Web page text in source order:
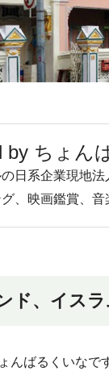
by ちょん
日系企業現地
、映画鑑賞、音
ド、イス
んばるくいなで